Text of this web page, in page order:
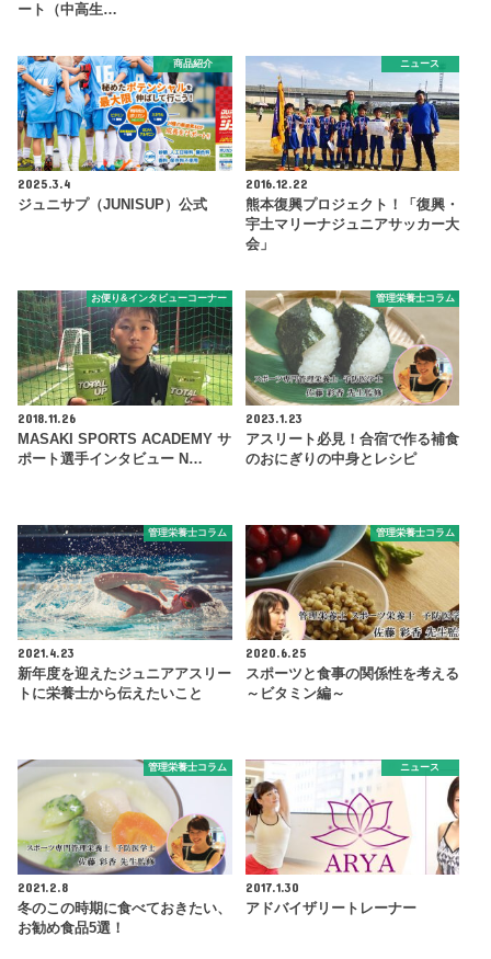
ート（中高生…
商品紹介
2025.3.4
ジュニサプ（JUNISUP）公式
ニュース
2016.12.22
熊本復興プロジェクト！「復興・
宇土マリーナジュニアサッカー大
会」
お便り&インタビューコーナー
2018.11.26
MASAKI SPORTS ACADEMY サ
ポート選手インタビュー N…
管理栄養士コラム
2023.1.23
アスリート必見！合宿で作る補食
のおにぎりの中身とレシピ
管理栄養士コラム
2021.4.23
新年度を迎えたジュニアアスリー
トに栄養士から伝えたいこと
管理栄養士コラム
2020.6.25
スポーツと食事の関係性を考える
～ビタミン編～
管理栄養士コラム
2021.2.8
冬のこの時期に食べておきたい、
お勧め食品5選！
ニュース
2017.1.30
アドバイザリートレーナー